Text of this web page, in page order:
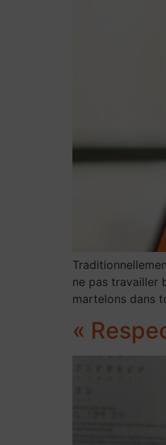
ne pas travailler
martelons dans
«